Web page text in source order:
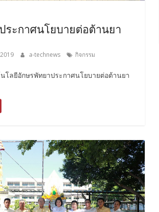
ระกาศนโยบายต่อต้านยา
a-technews กิจกรรม
โลยีอักษรพัทยาประกาศนโยบายต่อต้านยา